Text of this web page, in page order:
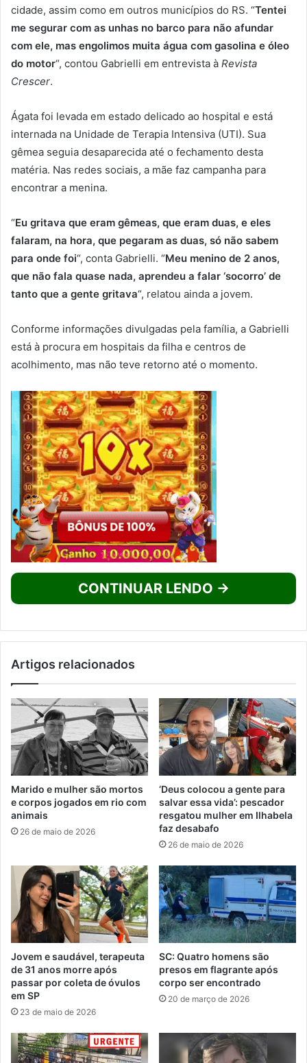
cidade, assim como em outros municípios do RS. “Tentei
me segurar com as unhas no barco para não afundar
com ele, mas engolimos muita água com gasolina e óleo
do motor“, contou Gabrielli em entrevista à Revista
Crescer.
Ágata foi levada em estado delicado ao hospital e está
internada na Unidade de Terapia Intensiva (UTI). Sua
gêmea seguia desaparecida até o fechamento desta
matéria. Nas redes sociais, a mãe faz campanha para
encontrar a menina.
“Eu gritava que eram gêmeas, que eram duas, e eles
falaram, na hora, que pegaram as duas, só não sabem
para onde foi“, conta Gabrielli. “Meu menino de 2 anos,
que não fala quase nada, aprendeu a falar ‘socorro’ de
tanto que a gente gritava“, relatou ainda a jovem.
Conforme informações divulgadas pela família, a Gabrielli
está à procura em hospitais da filha e centros de
acolhimento, mas não teve retorno até o momento.
CONTINUAR LENDO →
Artigos relacionados
Marido e mulher são mortos
e corpos jogados em rio com
animais
26 de maio de 2026
‘Deus colocou a gente para
salvar essa vida’: pescador
resgatou mulher em Ilhabela
faz desabafo
26 de maio de 2026
Jovem e saudável, terapeuta
de 31 anos morre após
passar por coleta de óvulos
em SP
23 de maio de 2026
SC: Quatro homens são
presos em flagrante após
corpo ser encontrado
20 de março de 2026